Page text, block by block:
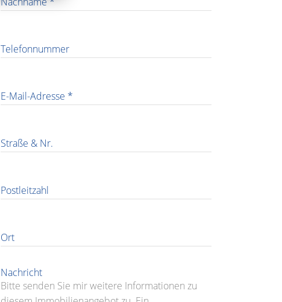
Telefonnummer
E-Mail-Adresse *
Straße & Nr.
Postleitzahl
Ort
Nachricht